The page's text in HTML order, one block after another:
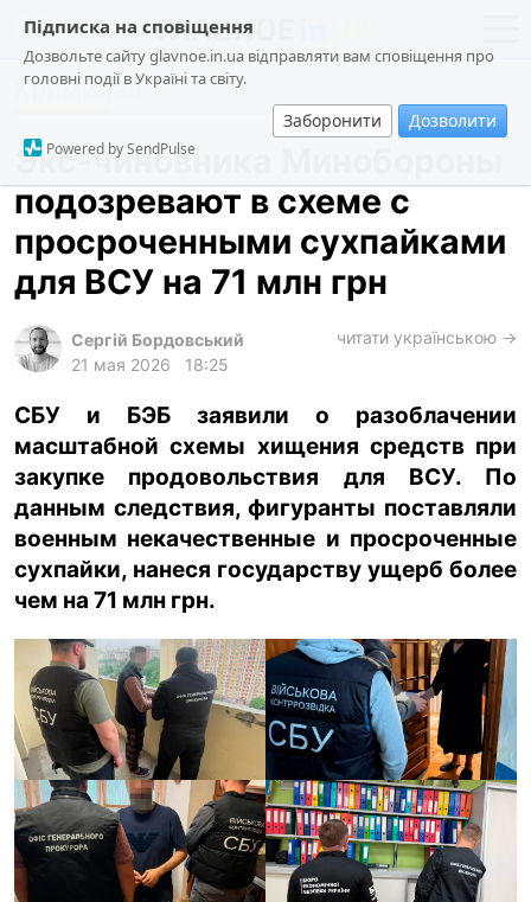
Підписка на сповіщення
Дозвольте сайту glavnoe.in.ua відправляти вам сповіщення про
головні події в Україні та світу.
Заборонити Дозволити
Powered by SendPulse
новости
о проекте
общество
происшествия
криминал
техно
харьков
архив
gambling
ua ru en
Криминал
Экс-чиновника Минобороны
подозревают в схеме с
просроченными сухпайками
для ВСУ на 71 млн грн
Сергій Бордовський
21 мая 2026
18:25
читати українською →
СБУ и БЭБ заявили о разоблачении
масштабной схемы хищения средств при
закупке продовольствия для ВСУ. По
данным следствия, фигуранты поставляли
военным некачественные и просроченные
сухпайки, нанеся государству ущерб более
чем на 71 млн грн.